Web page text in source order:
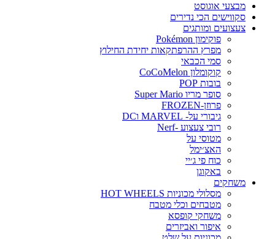
מבצעי אוגוסט
סקווישים הכי נדירים
צעצועים ומותגים
פוקימון Pokémon
מפרץ ההרפתקאות יחידת החילוץ
סמי הכבאי
קוקומלון CoCoMelon
בובות POP
סופר מריו Super Mario
פרוזן-FROZEN
גיבורי על- MARVEL וDC
רובי צעצוע -Nerf
מטוסי על
האצ׳ימל
כוח פי ג׳יי
באקוגן
משחקים
מסלולי מכוניות HOT WHEELS
מטבחים וכלי מטבח
משחקי קופסא
איפור ואביזרים